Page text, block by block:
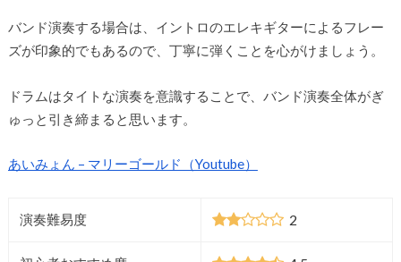
バンド演奏する場合は、イントロのエレキギターによるフレー
ズが印象的でもあるので、丁寧に弾くことを心がけましょう。
ドラムはタイトな演奏を意識することで、バンド演奏全体がぎ
ゅっと引き締まると思います。
あいみょん – マリーゴールド（Youtube）
演奏難易度 2